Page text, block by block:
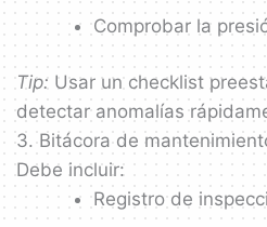
Comprobar la
Tip: Usar un checklist
detectar anomalías
3. Bitácora de
Debe incluir:
Registro de